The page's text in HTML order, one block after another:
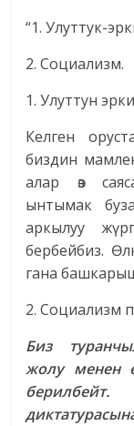
“1. Улуттук-
2. Социализм.
1. Улуттун
Келген
биздин
алар өз
ынтымак
аркылуу
бербейбиз.
гана
2. Социализм
Биз
жолу менен
берилбейт.